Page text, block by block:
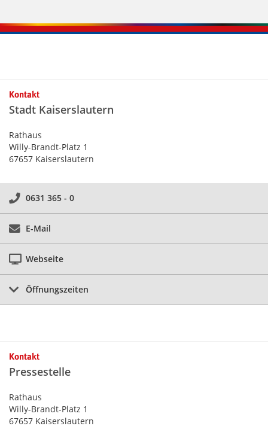
Kontakt
Stadt Kaiserslautern
Rathaus
Willy-Brandt-Platz 1
67657 Kaiserslautern
0631 365 - 0
E-Mail
Webseite
Öffnungszeiten
Kontakt
Pressestelle
Rathaus
Willy-Brandt-Platz 1
67657 Kaiserslautern